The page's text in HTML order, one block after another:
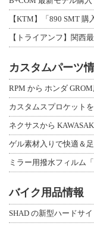
【KTM】「890 SMT
カスタムパーツ
ネクサスから
バイク用品情報
SHAD の新型ハードサ